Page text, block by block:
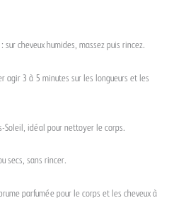
cheveux humides, massez puis rincez.
agir 3 à 5 minutes sur les longueurs et les
Soleil, idéal pour nettoyer le corps.
secs, sans rincer.
parfumée pour le corps et les cheveux à